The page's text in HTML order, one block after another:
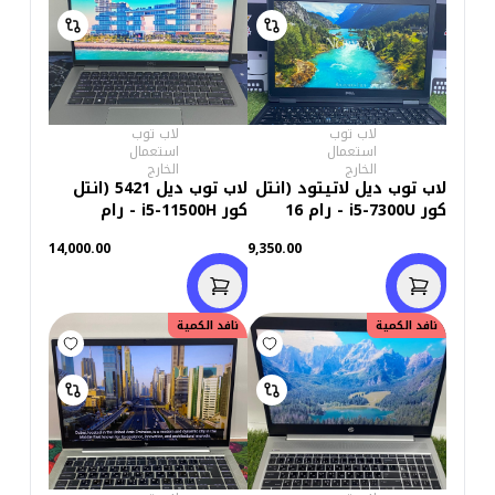
لاب توب
استعمال
الخارج
لاب توب ديل لاتيتود (انتل
كور i5-7300U - رام 16
DDR4 - انتل جرافيكس -
كاميرا) استعمال خارج
9,350.00
لاب توب
استعمال
الخارج
لاب توب ديل 5421 (انتل
كور i5-11500H - رام
256 جيجابايت M.2 - انتل
يو اتش دي جرافيكس-
كاميرا) استعمال خارج
14,000.00
نافد الكمية نافد الكمية